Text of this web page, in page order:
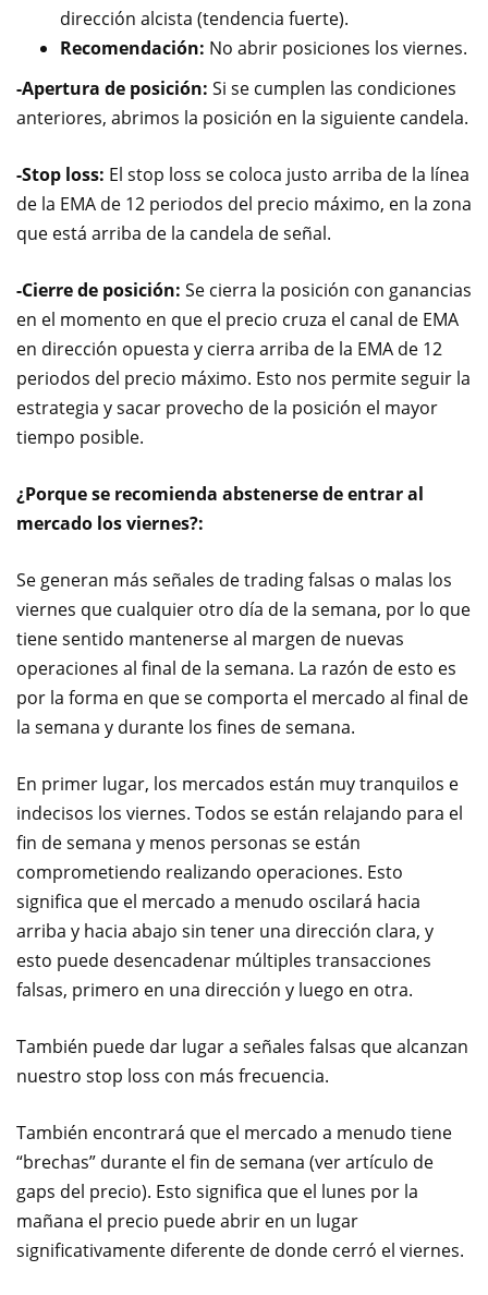
dirección alcista (tendencia fuerte).
Recomendación: No abrir posiciones los viernes.
-Apertura de posición: Si se cumplen las condiciones
anteriores, abrimos la posición en la siguiente candela.
-Stop loss: El stop loss se coloca justo arriba de la línea
de la EMA de 12 periodos del precio máximo, en la zona
que está arriba de la candela de señal.
-Cierre de posición: Se cierra la posición con ganancias
en el momento en que el precio cruza el canal de EMA
en dirección opuesta y cierra arriba de la EMA de 12
periodos del precio máximo. Esto nos permite seguir la
estrategia y sacar provecho de la posición el mayor
tiempo posible.
¿Porque se recomienda abstenerse de entrar al
mercado los viernes?:
Se generan más señales de trading falsas o malas los
viernes que cualquier otro día de la semana, por lo que
tiene sentido mantenerse al margen de nuevas
operaciones al final de la semana. La razón de esto es
por la forma en que se comporta el mercado al final de
la semana y durante los fines de semana.
En primer lugar, los mercados están muy tranquilos e
indecisos los viernes. Todos se están relajando para el
fin de semana y menos personas se están
comprometiendo realizando operaciones. Esto
significa que el mercado a menudo oscilará hacia
arriba y hacia abajo sin tener una dirección clara, y
esto puede desencadenar múltiples transacciones
falsas, primero en una dirección y luego en otra.
También puede dar lugar a señales falsas que alcanzan
nuestro stop loss con más frecuencia.
También encontrará que el mercado a menudo tiene
“brechas” durante el fin de semana (ver artículo de
gaps del precio). Esto significa que el lunes por la
mañana el precio puede abrir en un lugar
significativamente diferente de donde cerró el viernes.